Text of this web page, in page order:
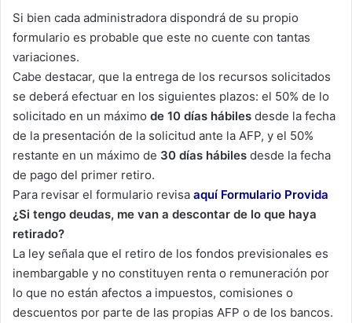
Si bien cada administradora dispondrá de su propio
formulario es probable que este no cuente con tantas
variaciones.
Cabe destacar, que la entrega de los recursos solicitados
se deberá efectuar en los siguientes plazos: el 50% de lo
solicitado en un máximo de 10 días hábiles desde la fecha
de la presentación de la solicitud ante la AFP, y el 50%
restante en un máximo de 30 días hábiles desde la fecha
de pago del primer retiro.
Para revisar el formulario revisa aquí Formulario Provida
¿Si tengo deudas, me van a descontar de lo que haya
retirado?
La ley señala que el retiro de los fondos previsionales es
inembargable y no constituyen renta o remuneración por
lo que no están afectos a impuestos, comisiones o
descuentos por parte de las propias AFP o de los bancos.